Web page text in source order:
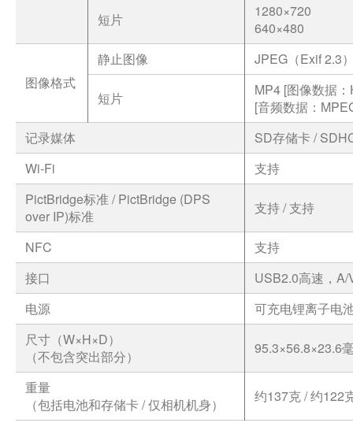
短片
1280×720
640×480
图像格式
静止图像 JPEG（Exif 2.3
短片
MP4 [图像数据
[音频数据：
记录媒体
SD存储卡 /
Wi-Fi
支持
PictBridge标准 / PictBridge (DPS
over IP)标准
支持 / 支持
NFC
支持
接口
USB2.0高速，A/
电源
可充电锂离子电
尺寸（W×H×D）
（不包含突出部分）
95.3×56.8×23.6
重量
（包括电池和存储卡 / 仅相机机身）
约137克 / 约122